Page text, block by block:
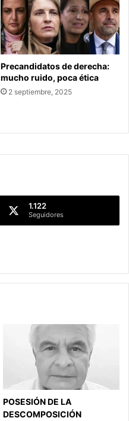
Precandidatos de derecha:
mucho ruido, poca ética
2 septiembre, 2025
1.122
Seguidores
POSESIÓN DE LA
DESCOMPOSICIÓN